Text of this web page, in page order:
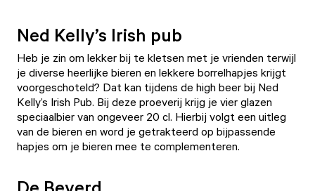
Ned Kelly’s Irish pub
Heb je zin om lekker bij te kletsen met je vrienden terwijl
je diverse heerlijke bieren en lekkere borrelhapjes krijgt
voorgeschoteld? Dat kan tijdens de high beer bij Ned
Kelly’s Irish Pub. Bij deze proeverij krijg je vier glazen
speciaalbier van ongeveer 20 cl. Hierbij volgt een uitleg
van de bieren en word je getrakteerd op bijpassende
hapjes om je bieren mee te complementeren.